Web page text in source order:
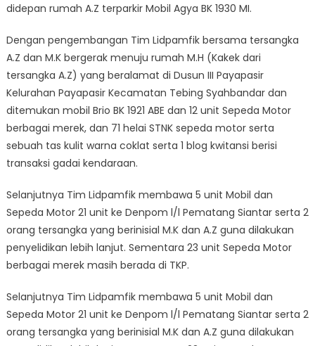
didepan rumah A.Z terparkir Mobil Agya BK 1930 MI.
Dengan pengembangan Tim Lidpamfik bersama tersangka
A.Z dan M.K bergerak menuju rumah M.H (Kakek dari
tersangka A.Z) yang beralamat di Dusun III Payapasir
Kelurahan Payapasir Kecamatan Tebing Syahbandar dan
ditemukan mobil Brio BK 1921 ABE dan 12 unit Sepeda Motor
berbagai merek, dan 71 helai STNK sepeda motor serta
sebuah tas kulit warna coklat serta 1 blog kwitansi berisi
transaksi gadai kendaraan.
Selanjutnya Tim Lidpamfik membawa 5 unit Mobil dan
Sepeda Motor 21 unit ke Denpom l/l Pematang Siantar serta 2
orang tersangka yang berinisial M.K dan A.Z guna dilakukan
penyelidikan lebih lanjut. Sementara 23 unit Sepeda Motor
berbagai merek masih berada di TKP.
Selanjutnya Tim Lidpamfik membawa 5 unit Mobil dan
Sepeda Motor 21 unit ke Denpom l/l Pematang Siantar serta 2
orang tersangka yang berinisial M.K dan A.Z guna dilakukan